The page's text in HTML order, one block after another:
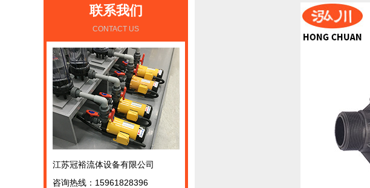
联系我们
CONTACT US
江苏冠裕流体设备有限公司
咨询热线：15961828396